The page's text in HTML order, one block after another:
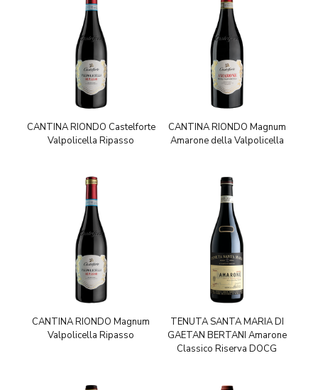
CANTINA RIONDO Castelforte
Valpolicella Ripasso
CANTINA RIONDO Magnum
Amarone della Valpolicella
CANTINA RIONDO Magnum
Valpolicella Ripasso
TENUTA SANTA MARIA DI
GAETAN BERTANI Amarone
Classico Riserva DOCG